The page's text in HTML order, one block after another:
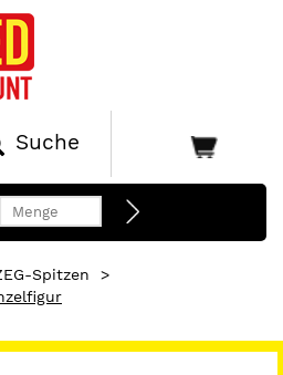
Suche
Spitzen
>